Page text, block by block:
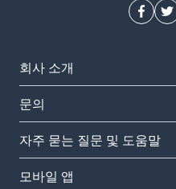
회사 소개
문의
자주 묻는 질문 및 도움말
모바일 앱